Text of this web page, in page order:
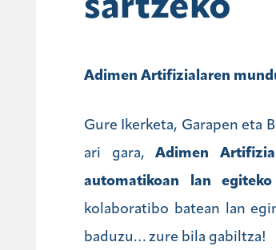
sartzeko
Adimen Artifizialaren
Gure Ikerketa, Garapen eta
ari gara,Adimen
automatikoan lan
kolaboratibo batean lan
baduzu… zure bila gabiltza!